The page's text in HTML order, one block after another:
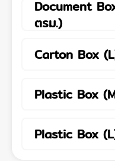
Document
ตรม.)
Carton Box
Plastic Box
Plastic Box